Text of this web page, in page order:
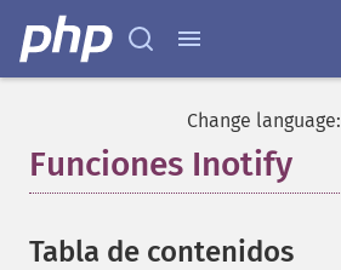
Change language:
Funciones Inotify
Tabla de contenidos